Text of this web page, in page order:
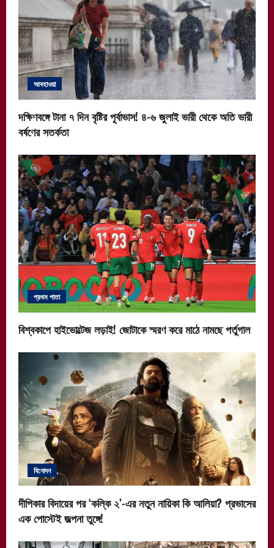
আবহাওয়া
দক্ষিণবঙ্গে টানা ৭ দিন বৃষ্টির পূর্বাভাস! ৪-৬ জুলাই ভারী থেকে অতি ভারী
বর্ষণের সতর্কতা
প্রথম পাতা
বিশ্বকাপে হাইভোল্টেজ লড়াই! জোটাকে স্মরণ করে মাঠে নামছে পর্তুগাল
বিনোদন
দীপিকার বিদায়ের পর ‘কল্কি ২’-এর নতুন নায়িকা কি আলিয়া? প্রভাসের
এক পোস্টেই জল্পনা তুঙ্গে!